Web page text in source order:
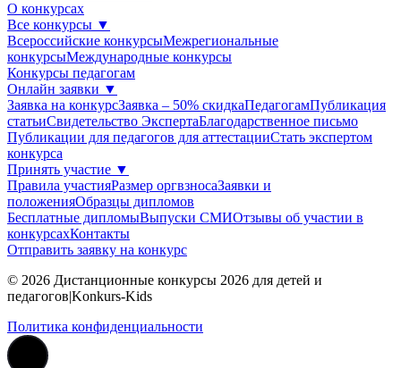
О конкурсах
Все конкурсы ▼
Всероссийские конкурсыМежрегиональные
конкурсыМеждународные конкурсы
Конкурсы педагогам
Онлайн заявки ▼
Заявка на конкурсЗаявка – 50% скидкаПедагогамПубликация
статьиСвидетельство ЭкспертаБлагодарcтвенное письмо
Публикации для педагогов для аттестацииСтать экспертом
конкурса
Принять участие ▼
Правила участияРазмер оргвзносаЗаявки и
положенияОбразцы дипломов
Бесплатные дипломыВыпуски СМИОтзывы об участии в
конкурсахКонтакты
Отправить заявку на конкурс
© 2026 Дистанционные конкурсы 2026 для детей и
педагогов|Konkurs-Kids
Политика конфиденциальности